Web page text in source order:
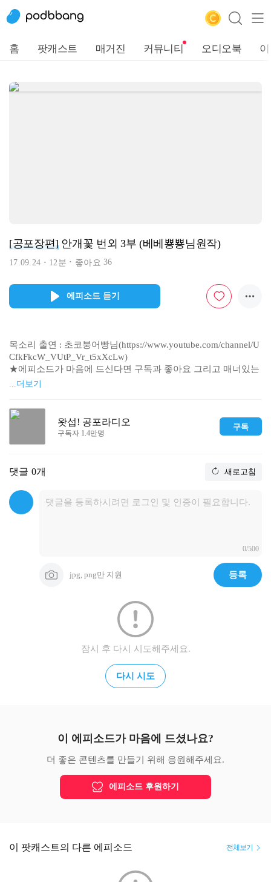
홈 팟캐스트 매거진 커뮤니티 오디오북
[공포장편]안개꽃 번외 3부 (베베뿅뿅님원작)
17.09.24 12분 좋아요36
에피소드 듣기
목소리 출연 : 초코붕어빵님(https://www.youtube.com/channel/U
CfkFkcW_VUtP_Vr_t5xXcLw)
★에피소드가 마음에 드신다면 구독과 좋아요 그리고 매너있는
댓글 부탁드려요!
다루고 있으므로 재미로 감상해주세요
사연 보내실 곳 / 커뮤니티
http://cafe.naver.com/coolseob
coolseob@gmail.com
공포라디오 유튜브
https://www.youtube.com/user/coolseob
카카오TV
http://tv.kakao.com/channel/2683978
...더보기
왓섭! 공포라디오
구독자 1.4만명
구독
댓글 0개 새로고침
0/500
jpg, png만 지원 등록
잠시 후 다시 시도해주세요.
다시 시도
이 에피소드가 마음에 드셨나요?
더 좋은 콘텐츠를 만들기 위해 응원해주세요.
에피소드 후원하기
이 팟캐스트의 다른 에피소드 전체보기